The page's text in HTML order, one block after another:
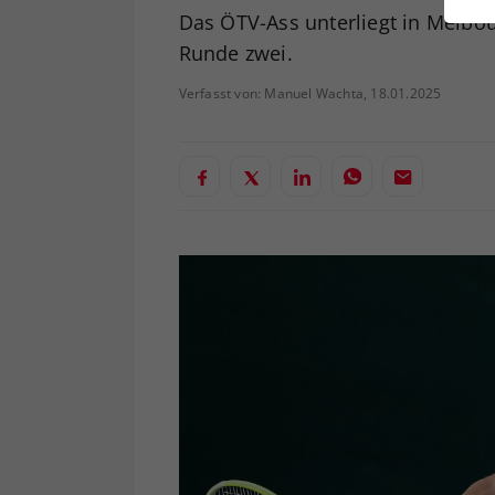
Das ÖTV-Ass unterliegt in
Runde zwei.
Verfasst von: Manuel Wachta, 18.01.2025